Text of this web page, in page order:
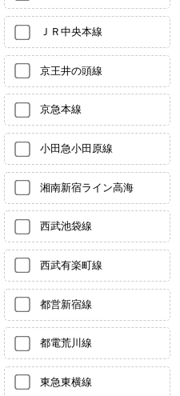
ＪＲ中央本線
京王井の頭線
京急本線
小田急小田原線
湘南新宿ライン高海
西武池袋線
西武有楽町線
都営新宿線
都電荒川線
東急東横線